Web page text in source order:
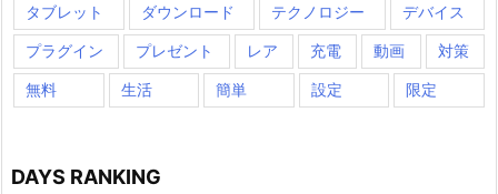
タブレット ダウンロード テクノロジー デバイス
プラグイン プレゼント レア 充電 動画 対策
無料 生活 簡単 設定 限定
DAYS RANKING